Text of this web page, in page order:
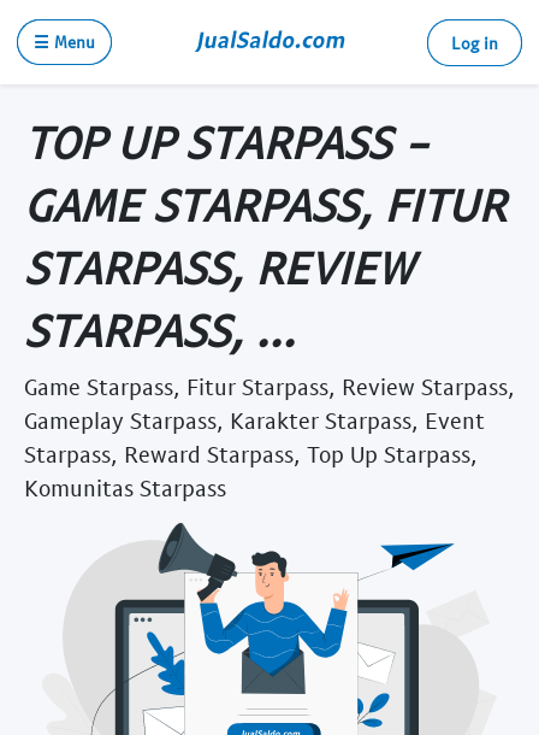
☰ Menu Log in
TOP UP STARPASS -
GAME STARPASS, FITUR
STARPASS, REVIEW
STARPASS, ...
Game Starpass, Fitur Starpass, Review Starpass,
Gameplay Starpass, Karakter Starpass, Event
Starpass, Reward Starpass, Top Up Starpass,
Komunitas Starpass